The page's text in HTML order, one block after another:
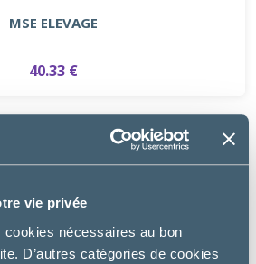
vie privée
nécessaires au bon
D’autres catégories de cookies
MSE ELEVAGE
40.33 €